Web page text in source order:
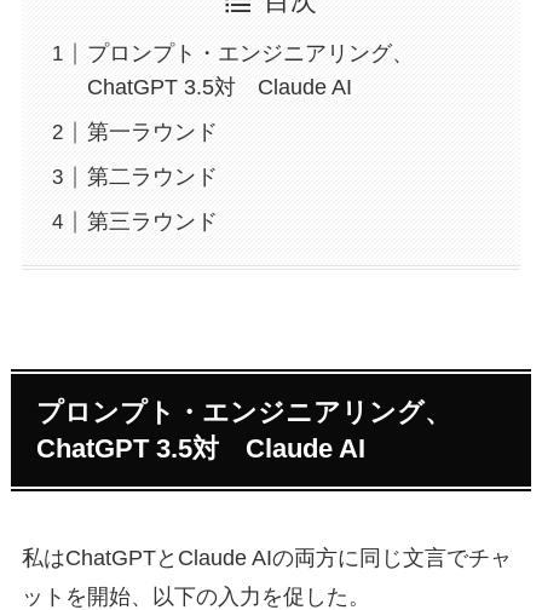
プロンプト・エンジニアリング、
ChatGPT 3.5対 Claude AI
第一ラウンド
第二ラウンド
第三ラウンド
プロンプト・エンジニアリング、
ChatGPT 3.5対 Claude AI
私はChatGPTとClaude AIの両方に同じ文言でチャ
ットを開始、以下の入力を促した。